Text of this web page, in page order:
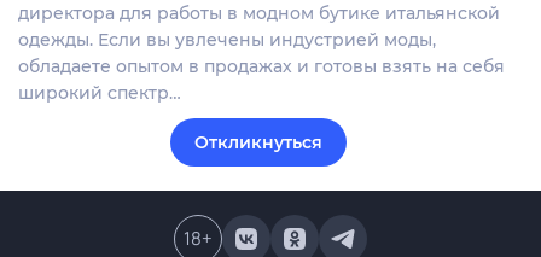
директора для работы в модном бутике итальянской
одежды. Если вы увлечены индустрией моды,
обладаете опытом в продажах и готовы взять на себя
широкий спектр…
Откликнуться
18+